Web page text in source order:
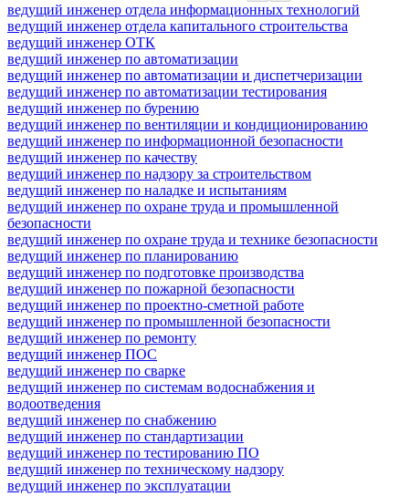
ведущий инженер отдела информационных технологий
ведущий инженер отдела капитального строительства
ведущий инженер ОТК
ведущий инженер по автоматизации
ведущий инженер по автоматизации и диспетчеризации
ведущий инженер по автоматизации тестирования
ведущий инженер по бурению
ведущий инженер по вентиляции и кондиционированию
ведущий инженер по информационной безопасности
ведущий инженер по качеству
ведущий инженер по надзору за строительством
ведущий инженер по наладке и испытаниям
ведущий инженер по охране труда и промышленной
безопасности
ведущий инженер по охране труда и технике безопасности
ведущий инженер по планированию
ведущий инженер по подготовке производства
ведущий инженер по пожарной безопасности
ведущий инженер по проектно-сметной работе
ведущий инженер по промышленной безопасности
ведущий инженер по ремонту
ведущий инженер ПОС
ведущий инженер по сварке
ведущий инженер по системам водоснабжения и
водоотведения
ведущий инженер по снабжению
ведущий инженер по стандартизации
ведущий инженер по тестированию ПО
ведущий инженер по техническому надзору
ведущий инженер по эксплуатации